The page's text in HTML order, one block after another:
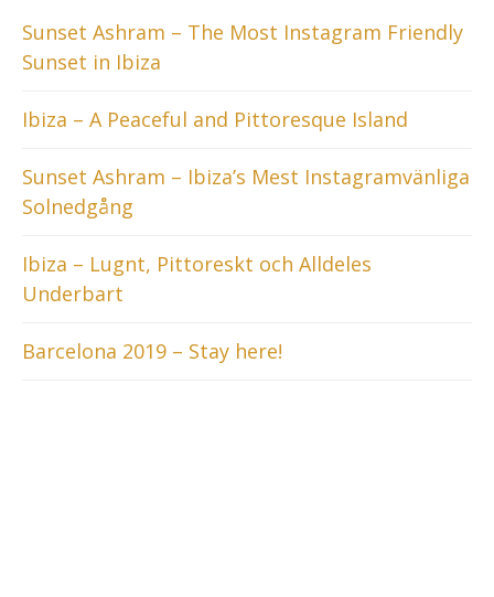
Sunset Ashram – The Most Instagram Friendly
Sunset in Ibiza
Ibiza – A Peaceful and Pittoresque Island
Sunset Ashram – Ibiza’s Mest Instagramvänliga
Solnedgång
Ibiza – Lugnt, Pittoreskt och Alldeles
Underbart
Barcelona 2019 – Stay here!